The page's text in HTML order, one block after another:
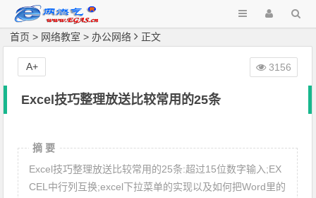
首页 > 网络教室 >办公网络 正文
Excel技巧整理放送比较常用的25条
摘 要
Excel技巧整理放送比较常用的25条:超过15位数字输入;EX
CEL中行列互换;excel下拉菜单的实现以及如何把Word里的
3156
A+